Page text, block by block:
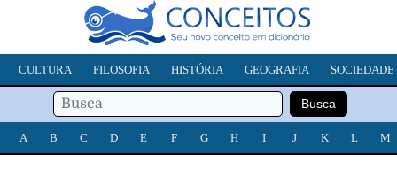
CULTURA FILOSOFIA HISTÓRIA GEOGRAFIA SOCIEDADE
A B C D E F G H I J K L M